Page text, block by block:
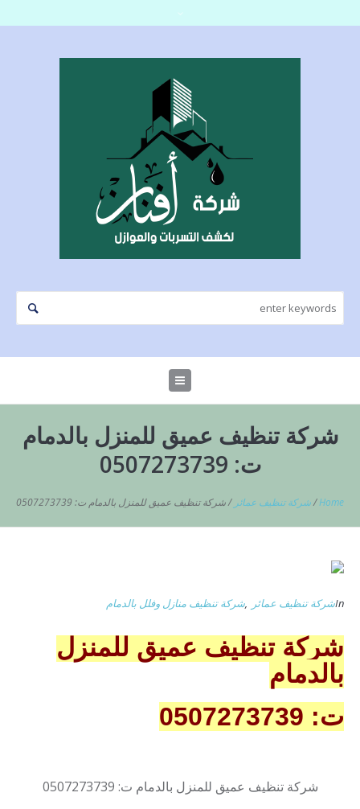
شركة تنظيف عميق للمنزل بالدمام
ت: 0507273739
Home
/شركة تنظيف عمائر /شركة تنظيف عميق للمنزل بالدمام ت: 0507273739
Inشركة تنظيف عمائر ,شركة تنظيف منازل وفلل بالدمام
شركة تنظيف عميق للمنزل
بالدمام
ت: 0507273739
شركة تنظيف عميق للمنزل بالدمام ت: 0507273739